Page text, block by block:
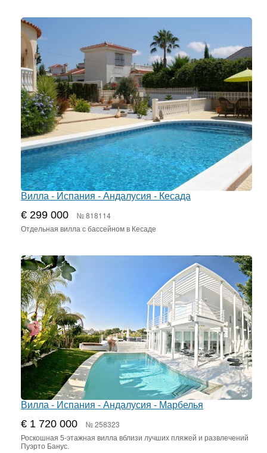
Вилла - Испания - Андалусия - Кесада
€ 299 000 № 818114
Отдельная вилла с бассейном в Кесаде
Вилла - Испания - Андалусия - Марбелья
€ 1 720 000 № 258323
Роскошная 5-этажная вилла вблизи лучших пляжей и развлечений
Пуэрто Банус.